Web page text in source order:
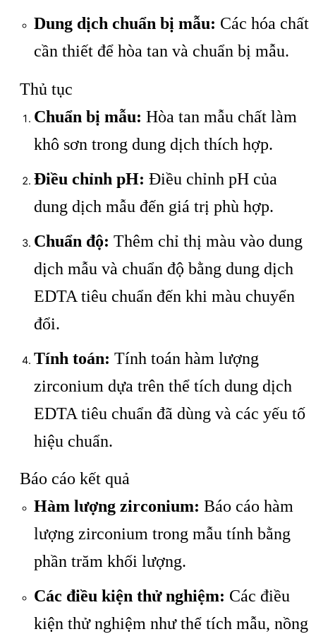
Dung dịch chuẩn bị mẫu: Các hóa chất
cần thiết để hòa tan và chuẩn bị mẫu.
Thủ tục
Chuẩn bị mẫu: Hòa tan mẫu chất làm
khô sơn trong dung dịch thích hợp.
Điều chỉnh pH: Điều chỉnh pH của
dung dịch mẫu đến giá trị phù hợp.
Chuẩn độ: Thêm chỉ thị màu vào dung
dịch mẫu và chuẩn độ bằng dung dịch
EDTA tiêu chuẩn đến khi màu chuyển
đổi.
Tính toán: Tính toán hàm lượng
zirconium dựa trên thể tích dung dịch
EDTA tiêu chuẩn đã dùng và các yếu tố
hiệu chuẩn.
Báo cáo kết quả
Hàm lượng zirconium: Báo cáo hàm
lượng zirconium trong mẫu tính bằng
phần trăm khối lượng.
Các điều kiện thử nghiệm: Các điều
kiện thử nghiệm như thể tích mẫu, nồng